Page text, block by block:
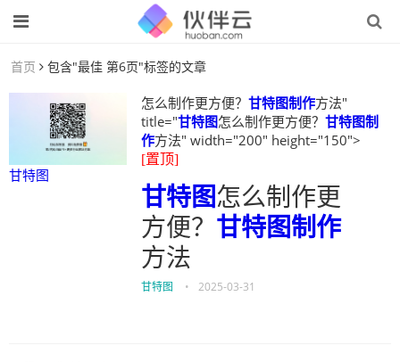
首页 包含"最佳 第6页"标签的文章
甘特图
怎么制作更方便？ 甘特图制作方法"
title="甘特图怎么制作更方便？ 甘特图制
作方法" width="200" height="150">
[置顶]
甘特图怎么制作更
方便？ 甘特图制作
方法
甘特图 • 2025-03-31